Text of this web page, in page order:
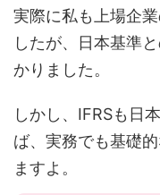
実際に私も上場企
したが、日本基準
かりました。
しかし、IFRSも日
ば、実務でも基礎
ますよ。